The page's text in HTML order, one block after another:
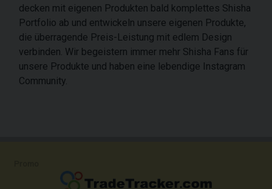
decken mit eigenen Produkten bald komplettes Shisha
Portfolio ab und entwickeln unsere eigenen Produkte,
die überragende Preis-Leistung mit edlem Design
verbinden. Wir begeistern immer mehr Shisha Fans für
unsere Produkte und haben eine lebendige Instagram
Community.